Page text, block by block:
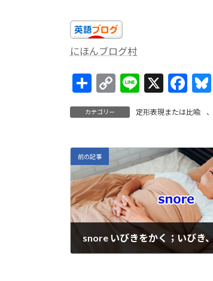
にほんブログ村
C
o
p
Li
n
k
Li
n
e
X
F
e
o
o
k
共
有
カテゴリー 定形表現または比喩 、
前の記事